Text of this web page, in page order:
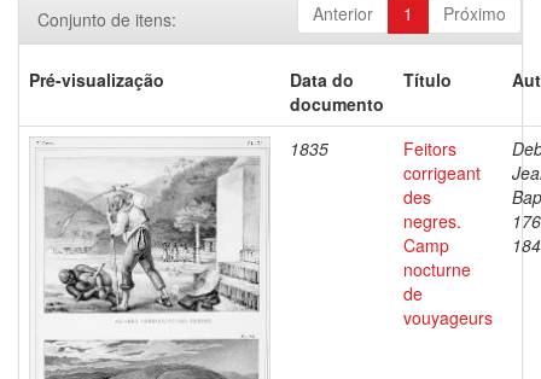
Anterior 1 Próximo
Conjunto de itens:
Pré-visualização
Data do
documento
Título
1835
Feitors
corrigeant
des
negres.
Camp
nocturne
de
vouyageurs